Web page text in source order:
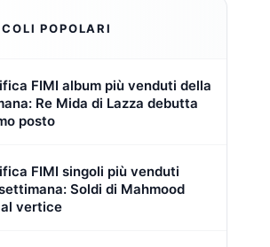
POPOLARI
FIMI album più venduti della
Re Mida di Lazza debutta
posto
FIMI singoli più venduti
Soldi di Mahmood
vertice